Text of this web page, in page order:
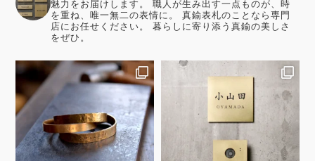
魅力をお届けします。 職人が生み出す一点ものが、時
を重ね、唯一無二の表情に。 真鍮表札のことなら専門
店にお任せください。 暮らしに寄り添う真鍮の美しさ
をぜひ。